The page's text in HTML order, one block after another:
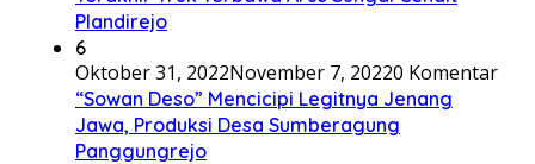
Plandirejo
6
Oktober 31, 2022November 7, 20220 Komentar
“Sowan Deso” Mencicipi Legitnya Jenang
Jawa, Produksi Desa Sumberagung
Panggungrejo